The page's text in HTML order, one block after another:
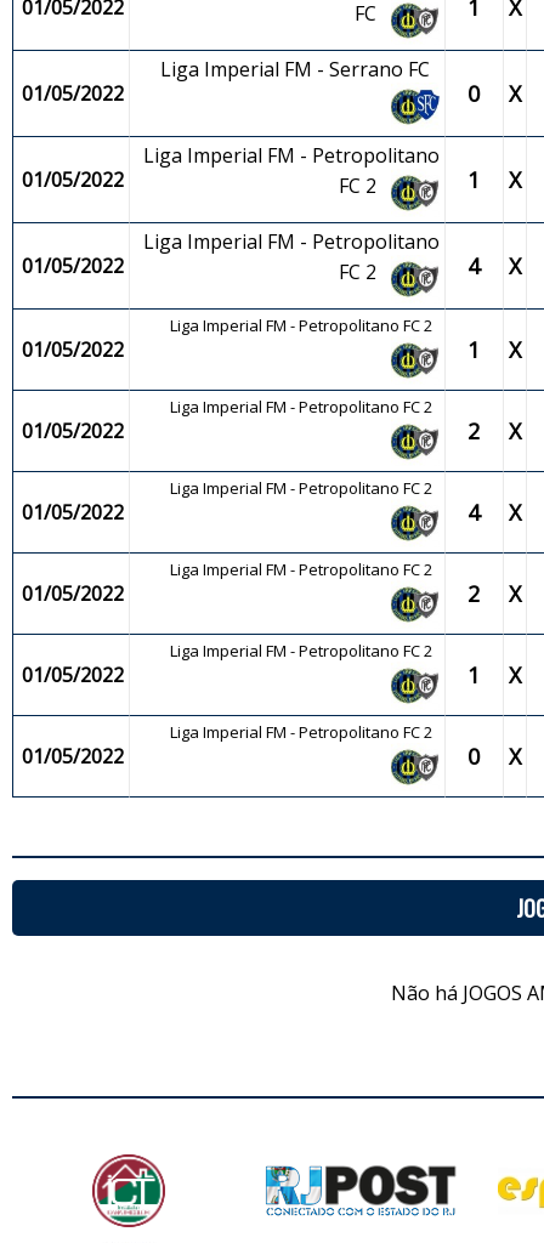
01/05/2022
FC
1 X
01/05/2022
Liga Imperial FM - Serrano FC
0 X
01/05/2022
Liga Imperial FM - Petropolitano
FC 2
1 X
01/05/2022
Liga Imperial FM - Petropolitano
FC 2
4 X
01/05/2022
Liga Imperial FM - Petropolitano FC 2
1 X
01/05/2022
Liga Imperial FM - Petropolitano FC 2
2 X
01/05/2022
Liga Imperial FM - Petropolitano FC 2
4 X
01/05/2022
Liga Imperial FM - Petropolitano FC 2
2 X
01/05/2022
Liga Imperial FM - Petropolitano FC 2
1 X
01/05/2022
Liga Imperial FM - Petropolitano FC 2
0 X
Não há JOGOS